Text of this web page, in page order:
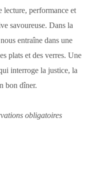
lecture, performance et
savoureuse. Dans la
entraîne dans une
plats et des verres. Une
interroge la justice, la
bon dîner.
obligatoires